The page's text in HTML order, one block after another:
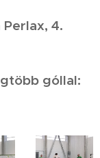
4.
góllal: